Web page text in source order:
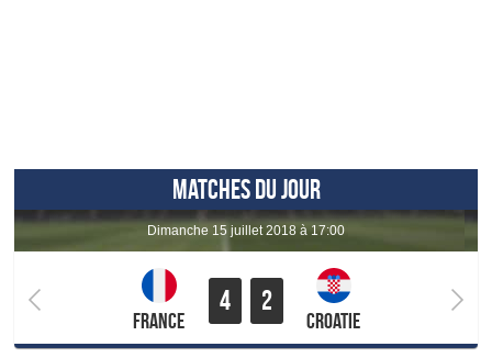
MATCHES DU JOUR
dimanche 15 juillet 2018 à 17:00
France
4 2
Croatie